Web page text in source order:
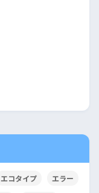
エコタイプ エラー